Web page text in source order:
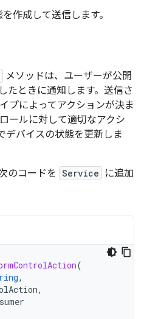
作成して送信します。
メソッドは、ユーザーが公開
たときに通知します。送信さ
プによってアクションが決ま
ールに対して適切なアクシ
デバイスの状態を更新しま
のコードを Service
に追加
(
,
,